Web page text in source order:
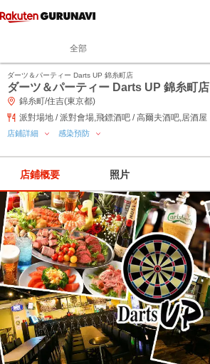
全部
ダーツ＆パーティー Darts UP 錦糸町店
ダーツ＆パーティー Darts UP 錦糸町店
錦糸町/住吉(東京都)
派對場地 / 派對會場,飛鏢酒吧 / 高爾夫酒吧,居酒屋
店鋪詳細 感染預防
店鋪概要 照片